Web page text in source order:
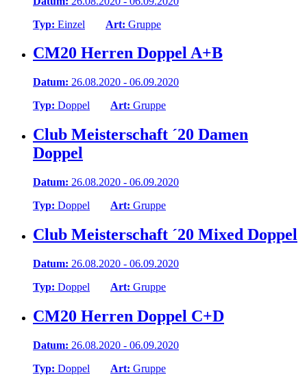
Typ: Einzel Art: Gruppe
CM20 Herren Doppel A+B
Datum: 26.08.2020 - 06.09.2020
Typ: Doppel Art: Gruppe
Club Meisterschaft ´20 Damen
Doppel
Datum: 26.08.2020 - 06.09.2020
Typ: Doppel Art: Gruppe
Club Meisterschaft ´20 Mixed Doppel
Datum: 26.08.2020 - 06.09.2020
Typ: Doppel Art: Gruppe
CM20 Herren Doppel C+D
Datum: 26.08.2020 - 06.09.2020
Typ: Doppel Art: Gruppe